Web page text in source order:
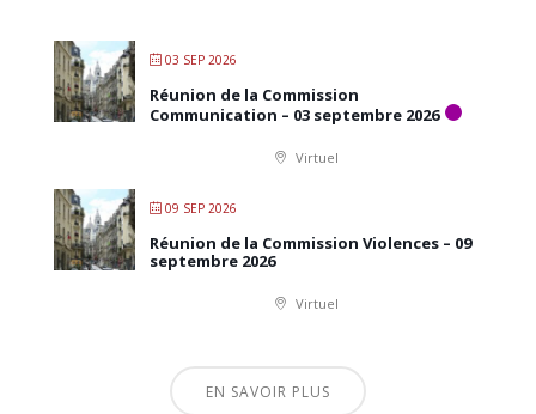
03 SEP 2026
Réunion de la Commission
Communication – 03 septembre 2026
Virtuel
09 SEP 2026
Réunion de la Commission Violences – 09
septembre 2026
Virtuel
EN SAVOIR PLUS